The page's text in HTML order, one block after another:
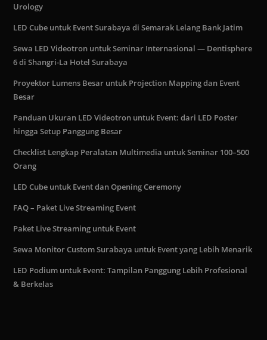
Urology
LED Cube untuk Event Surabaya di Semarak Lelang Bank Jatim
Sewa LED Videotron untuk Seminar Internasional — Dentisphere
6 di Shangri-La Hotel Surabaya
Proyektor Lumens Besar untuk Projection Mapping dan Event
Besar
Panduan Ukuran LED Videotron untuk Event: dari LED Poster
hingga Setup Panggung Besar
Checklist Lengkap Peralatan Multimedia untuk Seminar 100–500
Orang
LED Cube untuk Event dan Opening Ceremony
FAQ – Paket Live Streaming Event
Paket Live Streaming untuk Event
Sewa Monitor Custom Surabaya untuk Event yang Lebih Menarik
LED Podium untuk Event: Tampilan Panggung Lebih Profesional
& Berkelas